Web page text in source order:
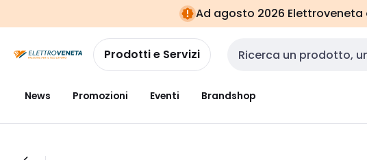
navigazionealla
pagina
Ad agosto 2026
Prodotti e Servizi Cerca input
News Promozioni Eventi Brandshop